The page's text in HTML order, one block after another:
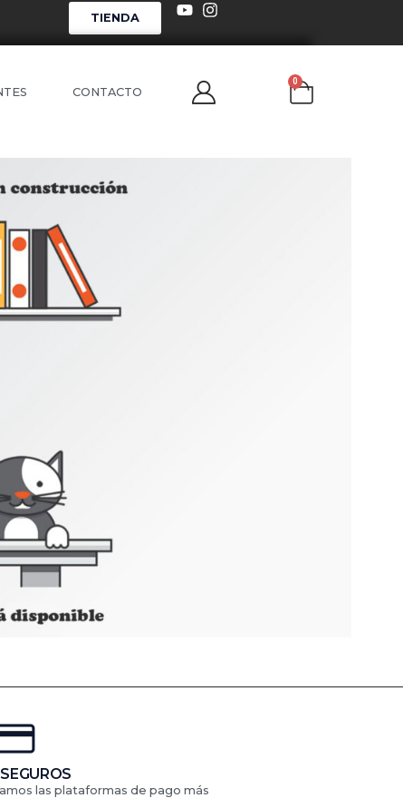
TIENDA
CONTACTO
0
las plataformas de pago más